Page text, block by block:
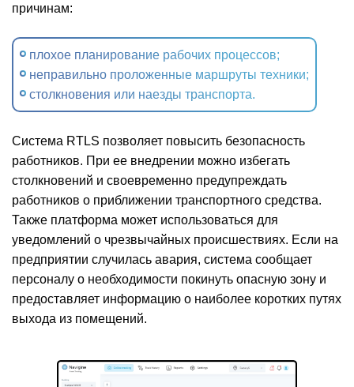
причинам:
плохое планирование рабочих процессов;
неправильно проложенные маршруты техники;
столкновения или наезды транспорта.
Система RTLS позволяет повысить безопасность
работников. При ее внедрении можно избегать
столкновений и своевременно предупреждать
работников о приближении транспортного средства.
Также платформа может использоваться для
уведомлений о чрезвычайных происшествиях. Если на
предприятии случилась авария, система сообщает
персоналу о необходимости покинуть опасную зону и
предоставляет информацию о наиболее коротких путях
выхода из помещений.